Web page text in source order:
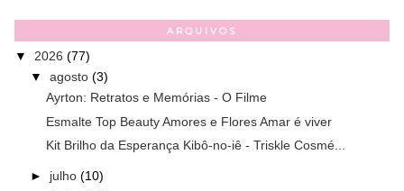
ARQUIVOS
▼ 2026 (77)
▼ agosto (3)
Ayrton: Retratos e Memórias - O Filme
Esmalte Top Beauty Amores e Flores Amar é viver
Kit Brilho da Esperança Kibô-no-iê - Triskle Cosmé...
► julho (10)